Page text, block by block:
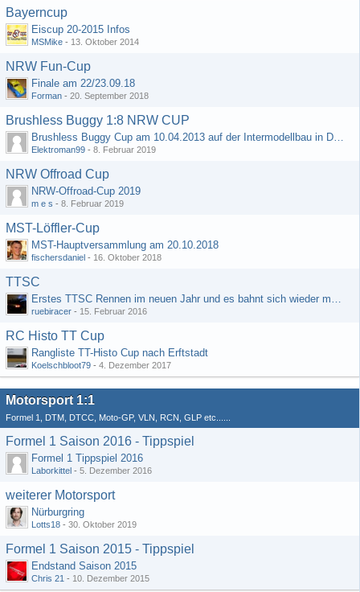
Bayerncup
Eiscup 20-2015 Infos
MSMike - 13. Oktober 2014
NRW Fun-Cup
Finale am 22/23.09.18
Forman - 20. September 2018
Brushless Buggy 1:8 NRW CUP
Brushless Buggy Cup am 10.04.2013 auf der Intermodellbau in Dortmund
Elektroman99 - 8. Februar 2019
NRW Offroad Cup
NRW-Offroad-Cup 2019
m e s - 8. Februar 2019
MST-Löffler-Cup
MST-Hauptversammlung am 20.10.2018
fischersdaniel - 16. Oktober 2018
TTSC
Erstes TTSC Rennen im neuen Jahr und es bahnt sich wieder mal eine Rekordteilnehmerzahl an
ruebiracer - 15. Februar 2016
RC Histo TT Cup
Rangliste TT-Histo Cup nach Erftstadt
Koelschbloot79 - 4. Dezember 2017
Motorsport 1:1
Formel 1, DTM, DTCC, Moto-GP, VLN, RCN, GLP etc......
Formel 1 Saison 2016 - Tippspiel
Formel 1 Tippspiel 2016
Laborkittel - 5. Dezember 2016
weiterer Motorsport
Nürburgring
Lotts18 - 30. Oktober 2019
Formel 1 Saison 2015 - Tippspiel
Endstand Saison 2015
Chris 21 - 10. Dezember 2015